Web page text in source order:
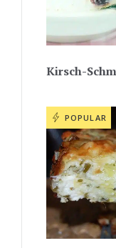
Kirsch-
POPULAR